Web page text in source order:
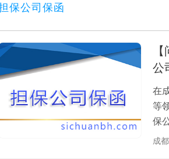
保公司保函
公
在
等
保
公
成